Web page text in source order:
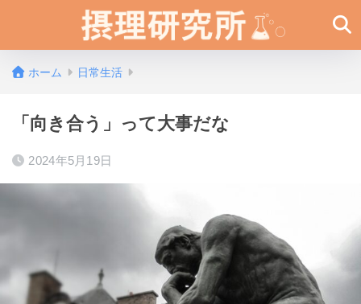
ホーム 日常生活
「向き合う」って大事だな
2024年5月19日